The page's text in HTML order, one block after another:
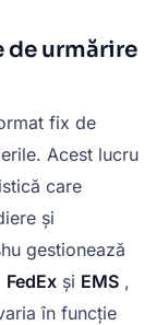
de urmărire
fix de
Acest lucru
care
și
gestionează
FedEx și EMS ,
în funcție